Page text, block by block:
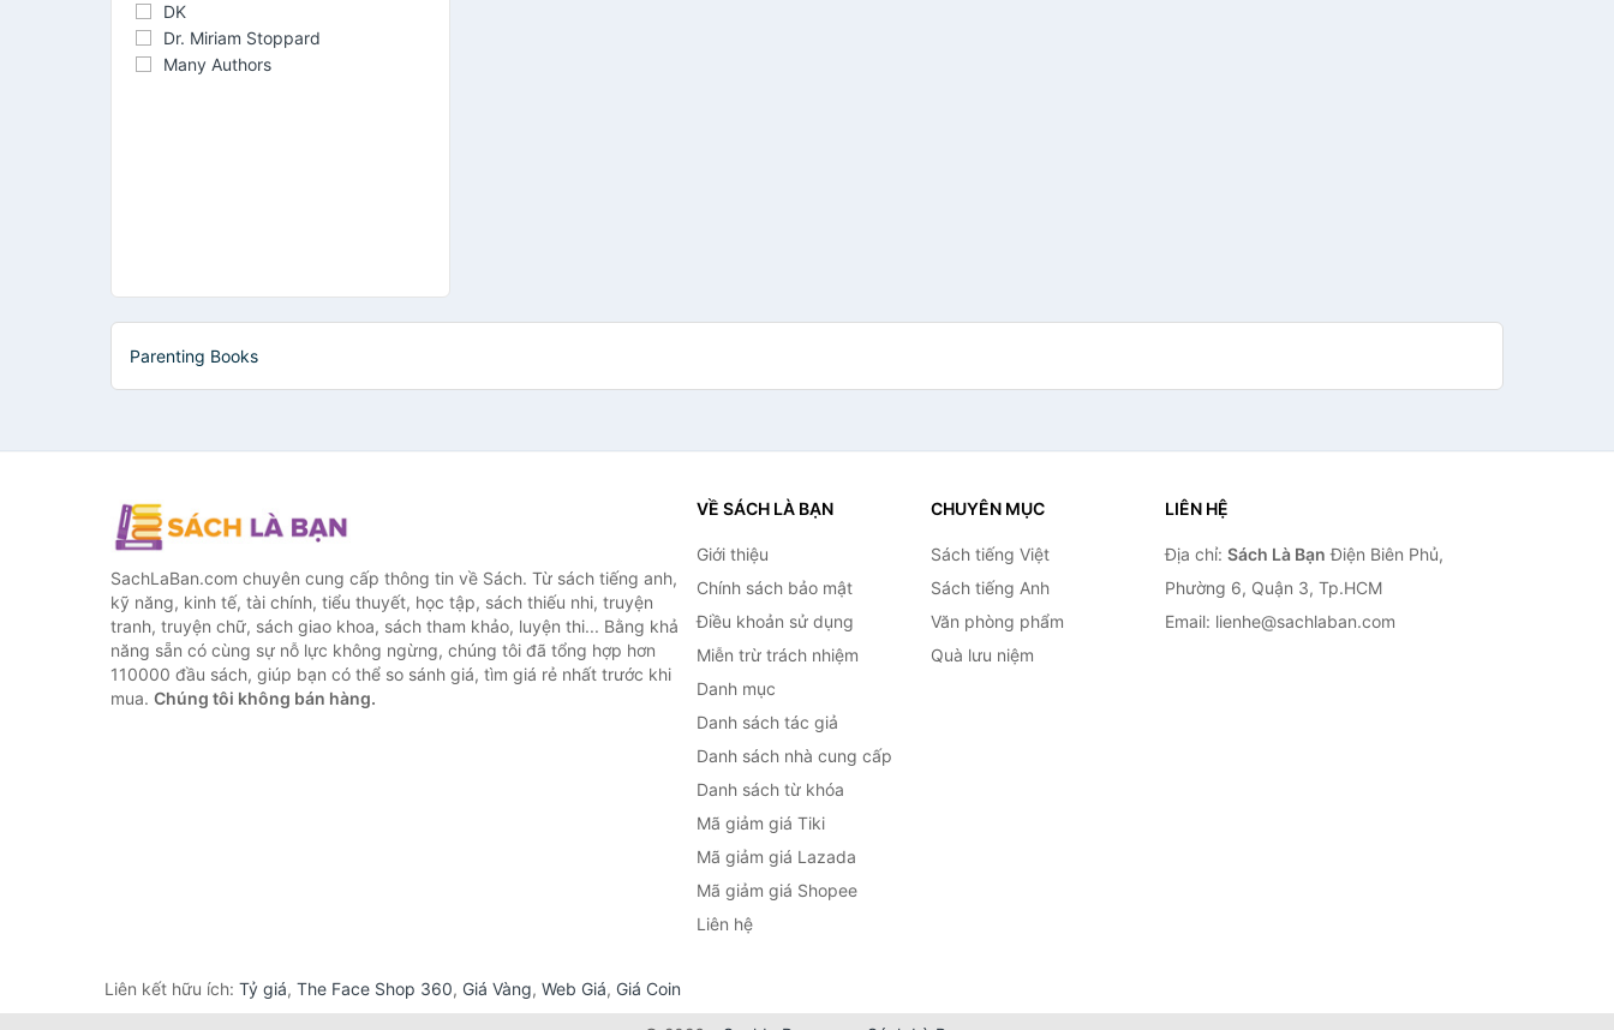
DK
Dr. Miriam Stoppard
Many Authors
Parenting Books
SachLaBan.com chuyên cung cấp thông tin về Sách. Từ sách tiếng anh,
kỹ năng, kinh tế, tài chính, tiểu thuyết, học tập, sách thiếu nhi, truyện
tranh, truyện chữ, sách giao khoa, sách tham khảo, luyện thi... Bằng khả
năng sẵn có cùng sự nỗ lực không ngừng, chúng tôi đã tổng hợp hơn
110000 đầu sách, giúp bạn có thể so sánh giá, tìm giá rẻ nhất trước khi
mua. Chúng tôi không bán hàng.
VỀ SÁCH LÀ BẠN
Giới thiệu
Chính sách bảo mật
Điều khoản sử dụng
Miễn trừ trách nhiệm
Danh mục
Danh sách tác giả
Danh sách nhà cung cấp
Danh sách từ khóa
Mã giảm giá Tiki
Mã giảm giá Lazada
Mã giảm giá Shopee
Liên hệ
CHUYÊN MỤC
Sách tiếng Việt
Sách tiếng Anh
Văn phòng phẩm
Quà lưu niệm
LIÊN HỆ
Địa chỉ: Sách Là Bạn Điện Biên Phủ,
Phường 6, Quận 3, Tp.HCM
Email: lienhe@sachlaban.com
Liên kết hữu ích: Tỷ giá, The Face Shop 360, Giá Vàng, Web Giá, Giá Coin